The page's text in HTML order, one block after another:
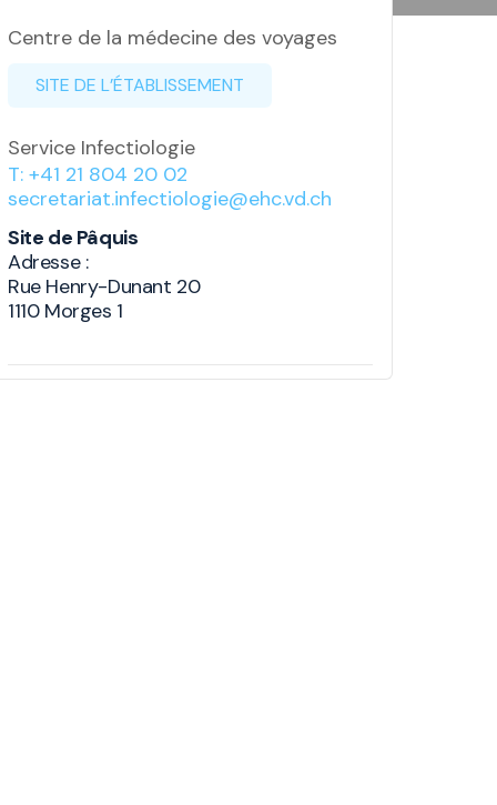
Centre de la médecine des voyages
SITE DE L’ÉTABLISSEMENT
Service Infectiologie
T: +41 21 804 20 02
secretariat.infectiologie@ehc.vd.ch
Site de Pâquis
Adresse :
Rue Henry-Dunant 20
1110 Morges 1